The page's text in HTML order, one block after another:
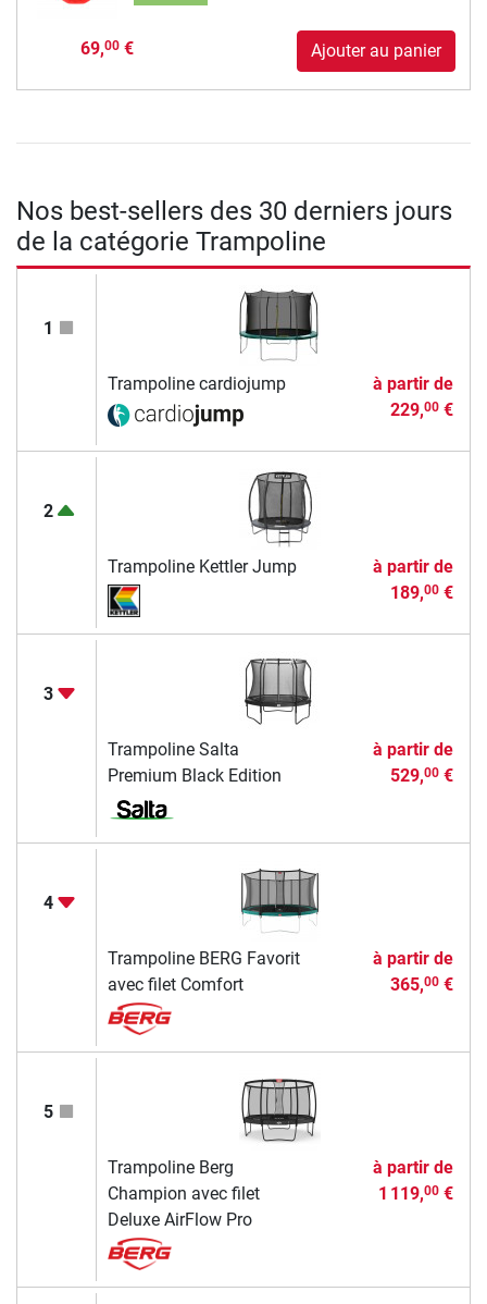
69,00€ Ajouter au panier
Nos best-sellers des 30 derniers jours
de la catégorie Trampoline
1
Trampoline cardiojump
à partir de
229,00€
2
Trampoline Kettler Jump
à partir de
189,00€
3
Trampoline Salta
Premium Black Edition
à partir de
529,00€
4
Trampoline BERG Favorit
avec filet Comfort
à partir de
365,00€
5
Trampoline Berg
Champion avec filet
Deluxe AirFlow Pro
à partir de
1 119,00€